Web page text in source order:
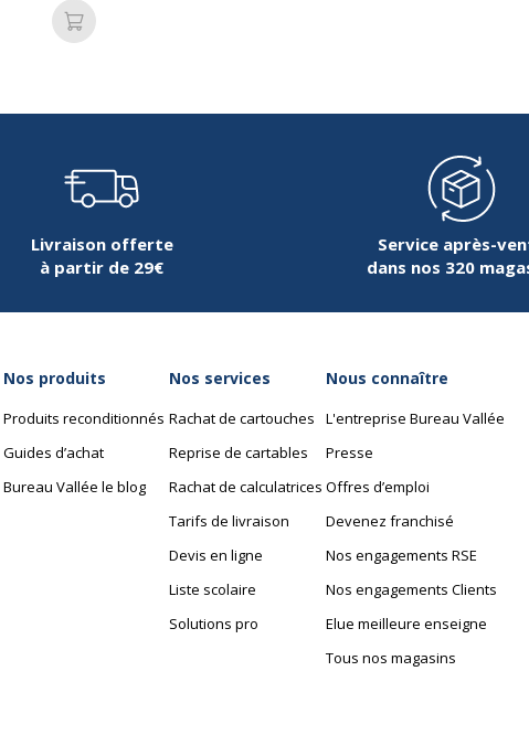
Ajouter au panier
Livraison offerte
à partir de 29€
Service après-
dans nos 320
Nos produits
Produits reconditionnés
Guides d’achat
Bureau Vallée le blog
Nos services
Rachat de cartouches
Reprise de cartables
Rachat de calculatrices
Tarifs de livraison
Devis en ligne
Liste scolaire
Solutions pro
Nous connaître
L'entreprise Bureau Vallée
Presse
Offres d’emploi
Devenez franchisé
Nos engagements RSE
Nos engagements Clients
Elue meilleure enseigne
Tous nos magasins